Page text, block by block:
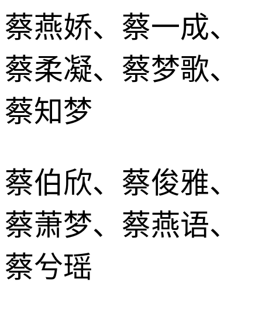
蔡燕娇、蔡一成、
蔡柔凝、蔡梦歌、
蔡知梦
蔡伯欣、蔡俊雅、
蔡萧梦、蔡燕语、
蔡兮瑶